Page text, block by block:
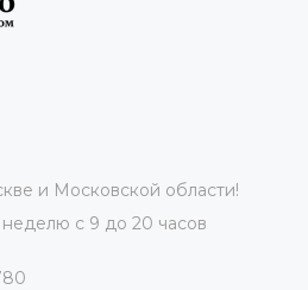
и Московской области!
с 9 до 20 часов